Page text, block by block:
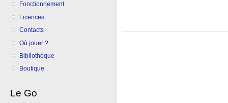
Fonctionnement
Licences
Contacts
Où jouer ?
Bibliothèque
Boutique
Le Go